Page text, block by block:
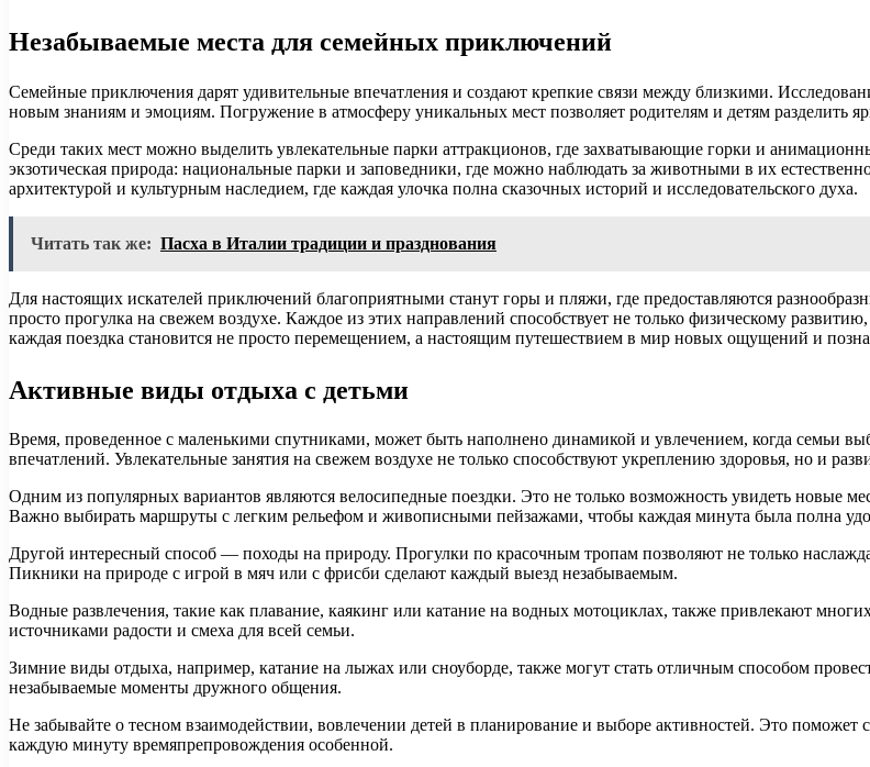
Незабываемые места для семейных приключений
Семейные приключения дарят удивительные впечатления и создают крепкие связи между близкими.
новым знаниям и эмоциям. Погружение в атмосферу уникальных мест позволяет родителям и детям разделить
Среди таких мест можно выделить увлекательные парки аттракционов, где захватывающие горки и
экзотическая природа: национальные парки и заповедники, где можно наблюдать за животными в их
архитектурой и культурным наследием, где каждая улочка полна сказочных историй и исследовательского духа.
Читать так же: Пасха в Италии традиции и празднования
Для настоящих искателей приключений благоприятными станут горы и пляжи, где предоставляются
просто прогулка на свежем воздухе. Каждое из этих направлений способствует не только физическому
каждая поездка становится не просто перемещением, а настоящим путешествием в мир новых ощущений и
Активные виды отдыха с детьми
Время, проведенное с маленькими спутниками, может быть наполнено динамикой и увлечением, когда семьи
впечатлений. Увлекательные занятия на свежем воздухе не только способствуют укреплению здоровья, но и
Одним из популярных вариантов являются велосипедные поездки. Это не только возможность увидеть новые
Важно выбирать маршруты с легким рельефом и живописными пейзажами, чтобы каждая минута была полна
Другой интересный способ — походы на природу. Прогулки по красочным тропам позволяют не только
Пикники на природе с игрой в мяч или с фрисби сделают каждый выезд незабываемым.
Водные развлечения, такие как плавание, каякинг или катание на водных мотоциклах, также привлекают
источниками радости и смеха для всей семьи.
Зимние виды отдыха, например, катание на лыжах или сноуборде, также могут стать отличным способом
незабываемые моменты дружного общения.
Не забывайте о тесном взаимодействии, вовлечении детей в планирование и выборе активностей. Это поможет
каждую минуту времяпрепровождения особенной.